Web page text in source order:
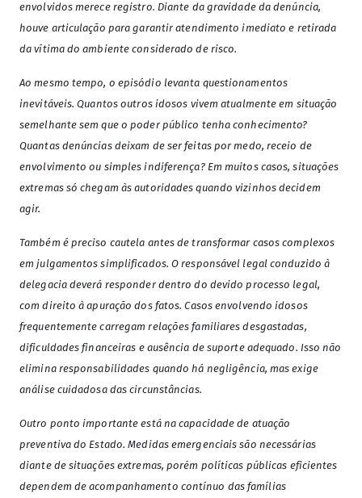
envolvidos merece registro. Diante da gravidade da denúncia,
houve articulação para garantir atendimento imediato e retirada
da vítima do ambiente considerado de risco.
Ao mesmo tempo, o episódio levanta questionamentos
inevitáveis. Quantos outros idosos vivem atualmente em situação
semelhante sem que o poder público tenha conhecimento?
Quantas denúncias deixam de ser feitas por medo, receio de
envolvimento ou simples indiferença? Em muitos casos, situações
extremas só chegam às autoridades quando vizinhos decidem
agir.
Também é preciso cautela antes de transformar casos complexos
em julgamentos simplificados. O responsável legal conduzido à
delegacia deverá responder dentro do devido processo legal,
com direito à apuração dos fatos. Casos envolvendo idosos
frequentemente carregam relações familiares desgastadas,
dificuldades financeiras e ausência de suporte adequado. Isso não
elimina responsabilidades quando há negligência, mas exige
análise cuidadosa das circunstâncias.
Outro ponto importante está na capacidade de atuação
preventiva do Estado. Medidas emergenciais são necessárias
diante de situações extremas, porém políticas públicas eficientes
dependem de acompanhamento contínuo das famílias